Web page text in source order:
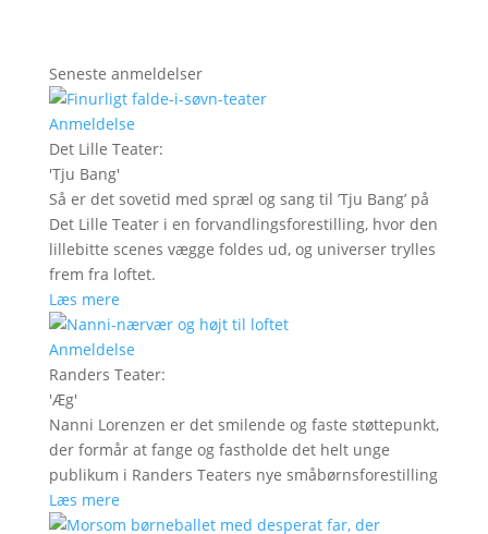
Seneste anmeldelser
Anmeldelse
Det Lille Teater:
'Tju Bang'
Så er det sovetid med spræl og sang til ’Tju Bang’ på
Det Lille Teater i en forvandlingsforestilling, hvor den
lillebitte scenes vægge foldes ud, og universer trylles
frem fra loftet.
Læs mere
Anmeldelse
Randers Teater:
'Æg'
Nanni Lorenzen er det smilende og faste støttepunkt,
der formår at fange og fastholde det helt unge
publikum i Randers Teaters nye småbørnsforestilling
Læs mere